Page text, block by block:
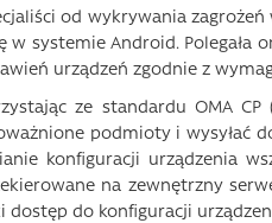
od wykrywania
w systemie Android. Polegała
urządzeń zgodnie z
ze standardu OMA
podmioty i wysyłać
konfiguracji urządzenia
na zewnętrzny
dostęp do konfiguracji